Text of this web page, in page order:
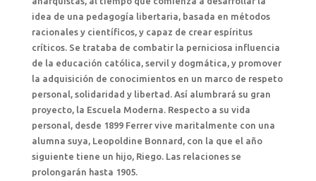
idea de una pedagogía libertaria, basada en métodos
racionales y científicos, y capaz de crear espíritus
críticos. Se trataba de combatir la perniciosa influencia
de la educación católica, servil y dogmática, y promover
la adquisición de conocimientos en un marco de respeto
personal, solidaridad y libertad. Así alumbrará su gran
proyecto, la Escuela Moderna. Respecto a su vida
personal, desde 1899 Ferrer vive maritalmente con una
alumna suya, Leopoldine Bonnard, con la que el año
siguiente tiene un hijo, Riego. Las relaciones se
prolongarán hasta 1905.